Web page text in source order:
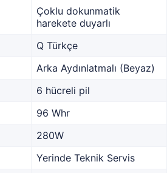
Çoklu dokunmatik
harekete duyarlı
Q Türkçe
Arka Aydınlatmalı (Beyaz)
6 hücreli pil
96 Whr
280W
Yerinde Teknik Servis